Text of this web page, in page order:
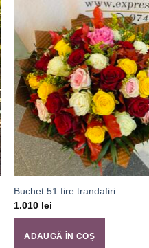
Buchet 51 fire trandafiri
1.010 lei
ADAUGĂ ÎN COȘ